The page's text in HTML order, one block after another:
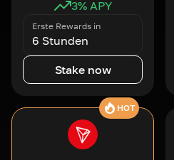
3% APY
Erste Rewards in
6 Stunden
Stake now
HOT